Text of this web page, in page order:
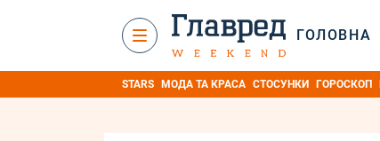
ГОЛОВНА
STARS МОДА ТА КРАСА СТОСУНКИ ГОРОСКОП